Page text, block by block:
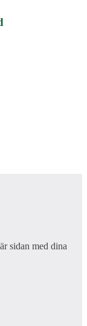
sidan med dina